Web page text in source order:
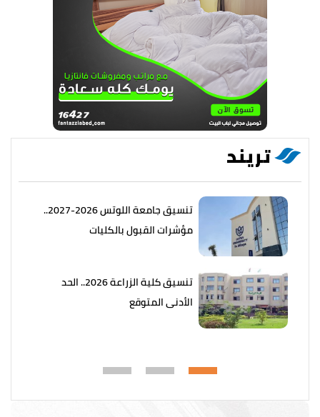
تريند
تنسيق جامعة اللوتس 2026-2027..
مؤشرات القبول بالكليات
تنسيق كلية الزراعة 2026.. الحد
الأدنى المتوقع